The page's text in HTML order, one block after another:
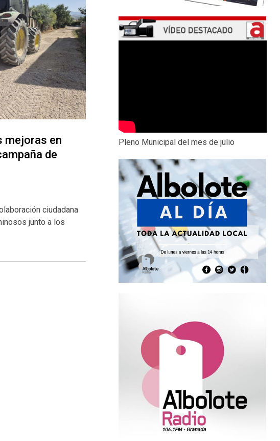
mejoras en
de
ciudadana
junto a los
Pleno Municipal del mes de julio